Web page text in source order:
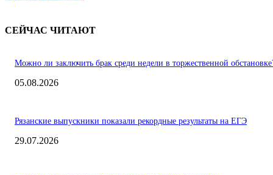
СЕЙЧАС ЧИТАЮТ
Можно ли заключить брак среди недели в торжественной
05.08.2026
Рязанские выпускники показали рекордные результаты на ЕГЭ
29.07.2026